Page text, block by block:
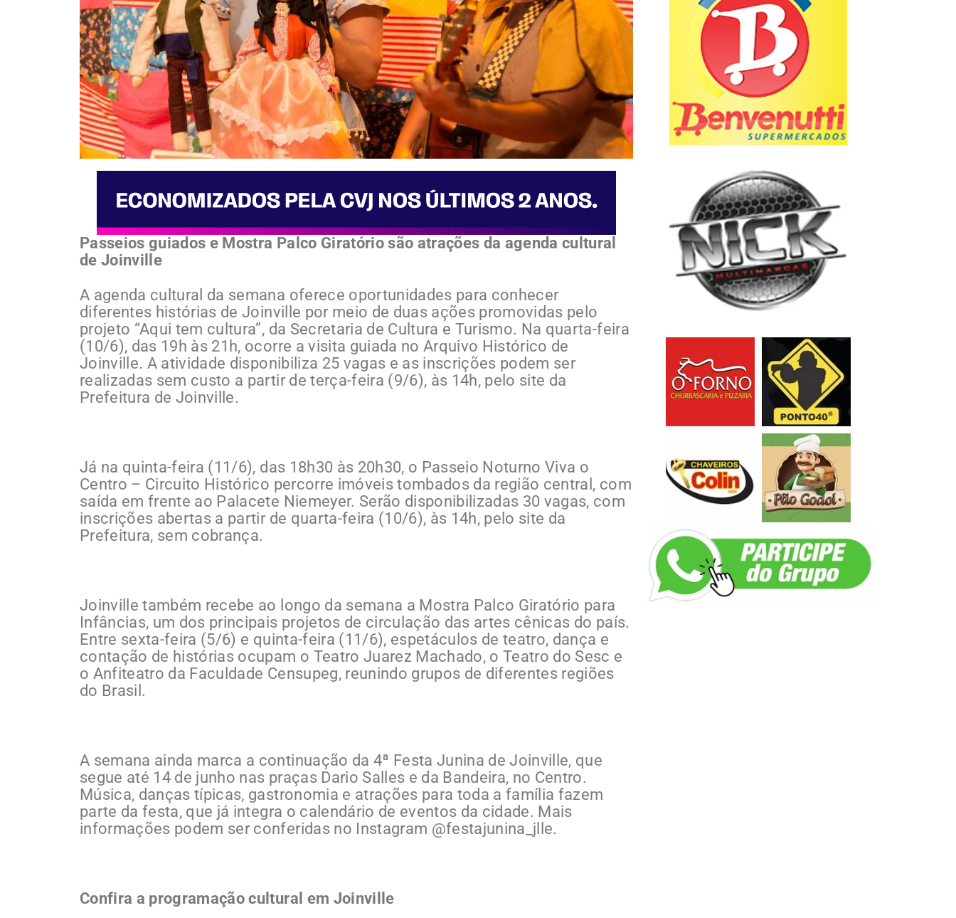
Passeios guiados e Mostra Palco Giratório são atrações da agenda cultural
de Joinville
A agenda cultural da semana oferece oportunidades para conhecer
diferentes histórias de Joinville por meio de duas ações promovidas pelo
projeto “Aqui tem cultura”, da Secretaria de Cultura e Turismo. Na quarta-feira
(10/6), das 19h às 21h, ocorre a visita guiada no Arquivo Histórico de
Joinville. A atividade disponibiliza 25 vagas e as inscrições podem ser
realizadas sem custo a partir de terça-feira (9/6), às 14h, pelo site da
Prefeitura de Joinville.
Já na quinta-feira (11/6), das 18h30 às 20h30, o Passeio Noturno Viva o
Centro – Circuito Histórico percorre imóveis tombados da região central, com
saída em frente ao Palacete Niemeyer. Serão disponibilizadas 30 vagas, com
inscrições abertas a partir de quarta-feira (10/6), às 14h, pelo site da
Prefeitura, sem cobrança.
Joinville também recebe ao longo da semana a Mostra Palco Giratório para
Infâncias, um dos principais projetos de circulação das artes cênicas do país.
Entre sexta-feira (5/6) e quinta-feira (11/6), espetáculos de teatro, dança e
contação de histórias ocupam o Teatro Juarez Machado, o Teatro do Sesc e
o Anfiteatro da Faculdade Censupeg, reunindo grupos de diferentes regiões
do Brasil.
A semana ainda marca a continuação da 4ª Festa Junina de Joinville, que
segue até 14 de junho nas praças Dario Salles e da Bandeira, no Centro.
Música, danças típicas, gastronomia e atrações para toda a família fazem
parte da festa, que já integra o calendário de eventos da cidade. Mais
informações podem ser conferidas no Instagram @festajunina_jlle.
Confira a programação cultural em Joinville